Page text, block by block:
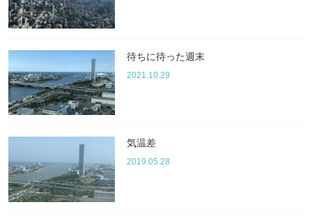
待ちに待った週末
2021.10.29
気温差
2019.05.28